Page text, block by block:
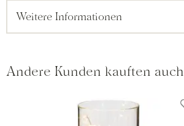
Weitere Informationen
Andere Kunden kauften auch